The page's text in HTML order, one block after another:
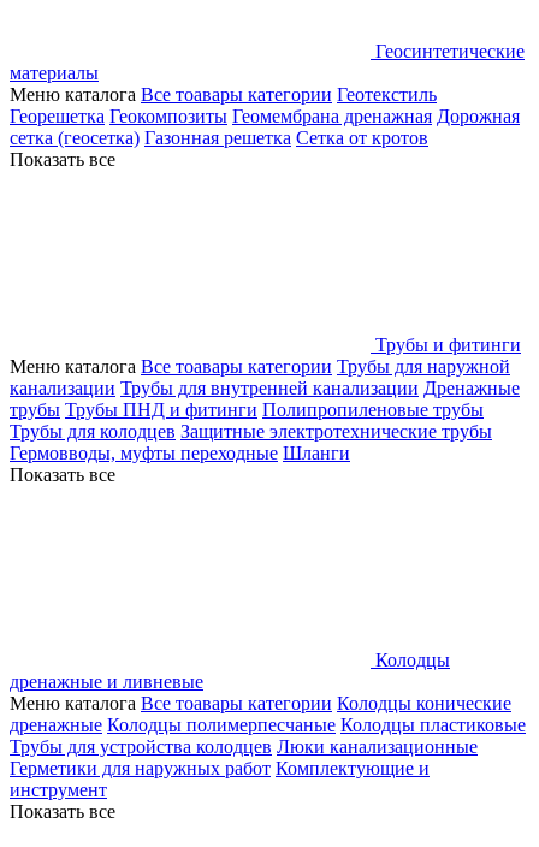
Геосинтетические
материалы
Меню каталога Все тоавары категории Геотекстиль
Георешетка Геокомпозиты Геомембрана дренажная Дорожная
сетка (геосетка) Газонная решетка Сетка от кротов
Показать все
Трубы и фитинги
Меню каталога Все тоавары категории Трубы для наружной
канализации Трубы для внутренней канализации Дренажные
трубы Трубы ПНД и фитинги Полипропиленовые трубы
Трубы для колодцев Защитные электротехнические трубы
Гермовводы, муфты переходные Шланги
Показать все
Колодцы
дренажные и ливневые
Меню каталога Все тоавары категории Колодцы конические
дренажные Колодцы полимерпесчаные Колодцы пластиковые
Трубы для устройства колодцев Люки канализационные
Герметики для наружных работ Комплектующие и
инструмент
Показать все